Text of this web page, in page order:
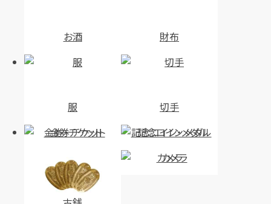
お酒 財布
服
切手
金券・チケット
記念コイン・メダル
カメラ